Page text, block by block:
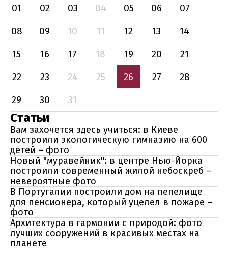
01
02 03 04 05 06
07
08
09 10 11 12 13
14
15
16 17 18 19 20
21
22
23 24 25 26 27
28
29
30 31
Статьи
Вам захочется здесь учиться: в Киеве
построили экологическую гимназию на 600
детей – фото
Новый "муравейник": в центре Нью-Йорка
построили современный жилой небоскреб –
невероятные фото
В Португалии построили дом на пепелище
для пенсионера, который уцелел в пожаре –
фото
Архитектура в гармонии с природой: фото
лучших сооружений в красивых местах на
планете